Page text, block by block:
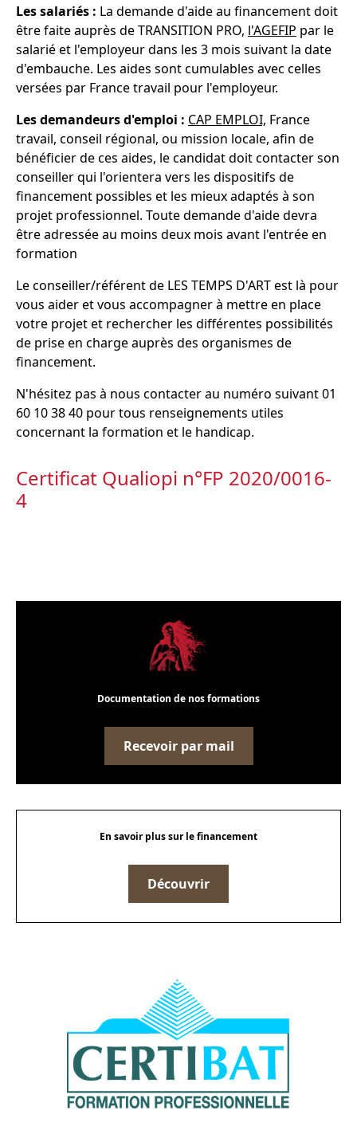
Les salariés : La demande d'aide au financement doit
être faite auprès de TRANSITION PRO, l'AGEFIP par le
salarié et l'employeur dans les 3 mois suivant la date
d'embauche. Les aides sont cumulables avec celles
versées par France travail pour l'employeur.
Les demandeurs d'emploi : CAP EMPLOI, France
travail, conseil régional, ou mission locale, afin de
bénéficier de ces aides, le candidat doit contacter son
conseiller qui l'orientera vers les dispositifs de
financement possibles et les mieux adaptés à son
projet professionnel. Toute demande d'aide devra
être adressée au moins deux mois avant l'entrée en
formation
Le conseiller/référent de LES TEMPS D'ART est là pour
vous aider et vous accompagner à mettre en place
votre projet et rechercher les différentes possibilités
de prise en charge auprès des organismes de
financement.
N'hésitez pas à nous contacter au numéro suivant 01
60 10 38 40 pour tous renseignements utiles
concernant la formation et le handicap.
Certificat Qualiopi n°FP 2020/0016-
4
Documentation de nos formations
Recevoir par mail
En savoir plus sur le financement
Découvrir